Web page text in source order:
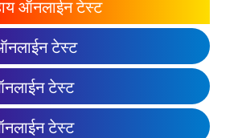
ऑनलाईन टेस्ट
टेस्ट
टेस्ट
टेस्ट